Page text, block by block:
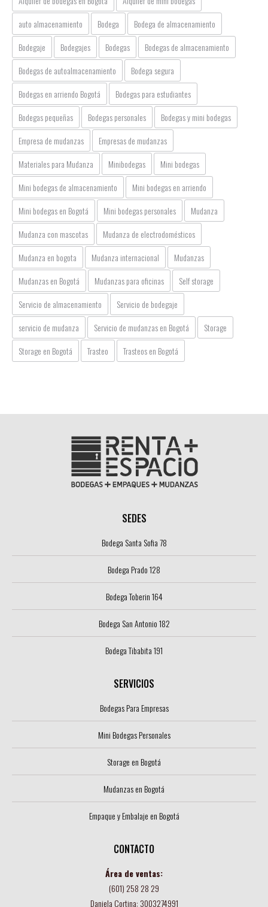
auto almacenamiento
Bodega
Bodega de almacenamiento
Bodegaje
Bodegajes Bodegas
Bodegas de almacenamiento
Bodegas de autoalmacenamiento
Bodega segura
Bodegas en arriendo Bogotá
Bodegas para estudiantes
Bodegas pequeñas
Bodegas personales
Bodegas y mini bodegas
Empresa de mudanzas
Empresas de mudanzas
Materiales para Mudanza
Minibodegas
Mini bodegas
Mini bodegas de almacenamiento
Mini bodegas en arriendo
Mini bodegas en Bogotá
Mini bodegas personales
Mudanza
Mudanza con mascotas
Mudanza de electrodomésticos
Mudanza en bogota
Mudanza internacional
Mudanzas
Mudanzas en Bogotá
Mudanzas para oficinas
Self storage
Servicio de almacenamiento
Servicio de bodegaje
servicio de mudanza
Servicio de mudanzas en Bogotá
Storage
Storage en Bogotá
Trasteo Trasteos en Bogotá
SEDES
Bodega Santa Sofia 78
Bodega Prado 128
Bodega Toberin 164
Bodega San Antonio 182
Bodega Tibabita 191
SERVICIOS
Bodegas Para Empresas
Mini Bodegas Personales
Storage en Bogotá
Mudanzas en Bogotá
Empaque y Embalaje en Bogotá
CONTACTO
Área de ventas:
(601) 258 28 29
Daniela Cortina: 3003274991